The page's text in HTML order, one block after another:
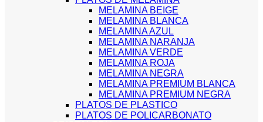
MELAMINA BEIGE
MELAMINA BLANCA
MELAMINA AZUL
MELAMINA NARANJA
MELAMINA VERDE
MELAMINA ROJA
MELAMINA NEGRA
MELAMINA PREMIUM BLANCA
MELAMINA PREMIUM NEGRA
PLATOS DE PLASTICO
PLATOS DE POLICARBONATO